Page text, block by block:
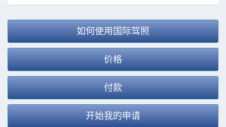
如何使用国际驾照
价格
付款
开始我的申请